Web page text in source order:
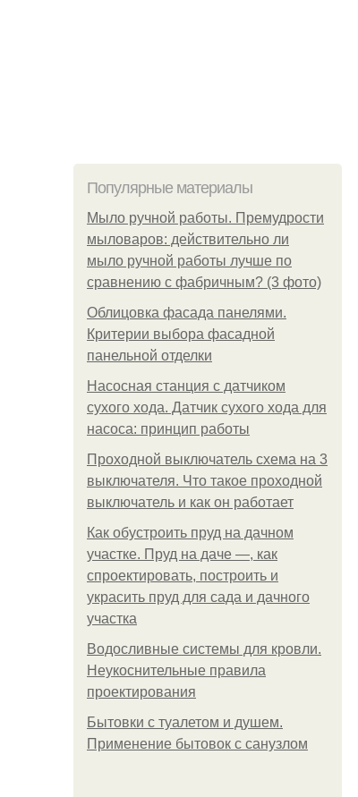
Популярные материалы
Мыло ручной работы. Премудрости
мыловаров: действительно ли
мыло ручной работы лучше по
сравнению с фабричным? (3 фото)
Облицовка фасада панелями.
Критерии выбора фасадной
панельной отделки
Насосная станция с датчиком
сухого хода. Датчик сухого хода для
насоса: принцип работы
Проходной выключатель схема на 3
выключателя. Что такое проходной
выключатель и как он работает
Как обустроить пруд на дачном
участке. Пруд на даче —, как
спроектировать, построить и
украсить пруд для сада и дачного
участка
Водосливные системы для кровли.
Неукоснительные правила
проектирования
Бытовки с туалетом и душем.
Применение бытовок с санузлом